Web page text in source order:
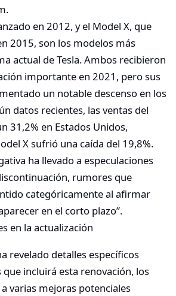
en 2012, y el Model X, que
2015, son los modelos más
actual de Tesla. Ambos recibieron
importante en 2021, pero sus
un notable descenso en los
datos recientes, las ventas del
31,2% en Estados Unidos,
X sufrió una caída del 19,8%.
ha llevado a especulaciones
rumores que
categóricamente al afirmar
en el corto plazo”.
en la actualización
revelado detalles específicos
incluirá esta renovación, los
varias mejoras potenciales